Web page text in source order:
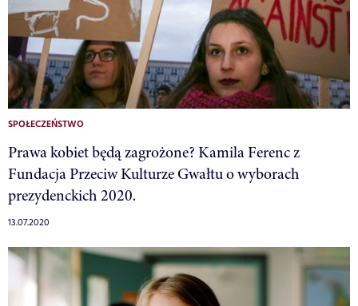
SPOŁECZEŃSTWO
Prawa kobiet będą zagrożone? Kamila Ferenc z
Fundacja Przeciw Kulturze Gwałtu o wyborach
prezydenckich 2020.
13.07.2020